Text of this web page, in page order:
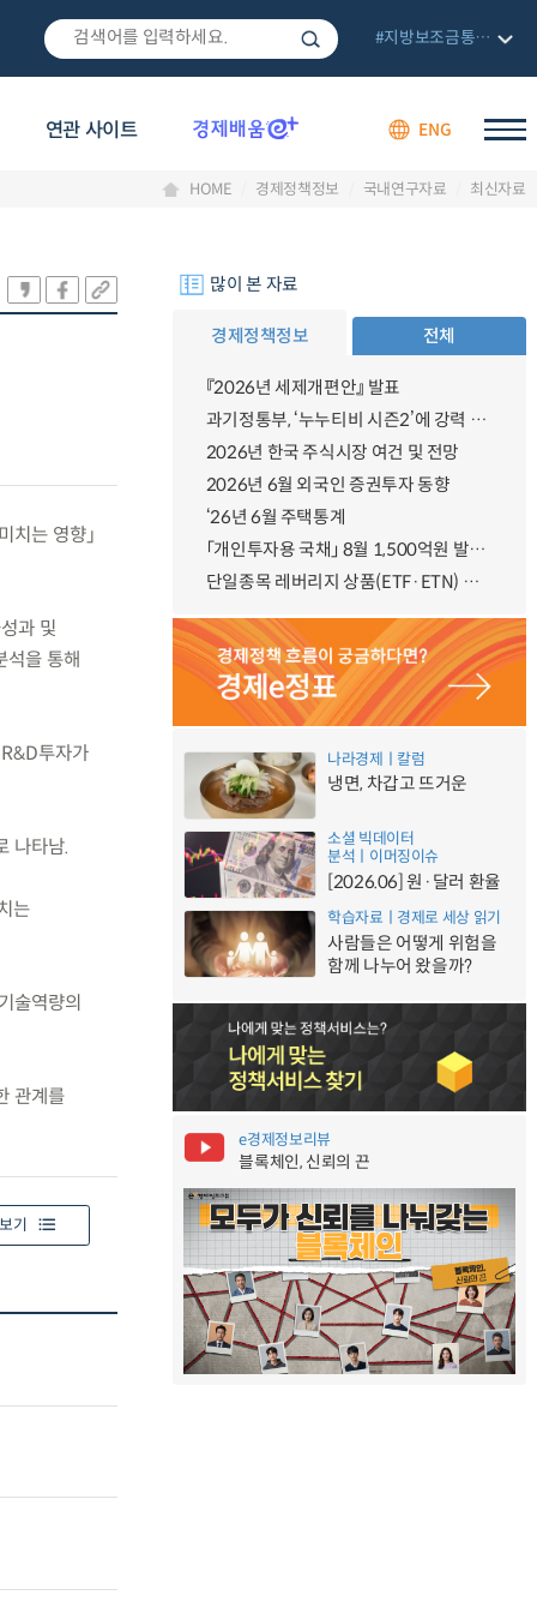
연관 사이트 ENG
#지방보조금통합관리망
HOME 경제정책정보 국내연구자료 최신자료
치는 영향」
과 및
석을 통해
투자가
나타남.
는
술역량의
관계를
기
많이 본 자료
경제정책정보 전체
『2026년 세제개편안』 발표
과기정통부, ‘누누티비 시즌2’에 강력 대응 의지 밝혀
2026년 한국 주식시장 여건 및 전망
2026년 6월 외국인 증권투자 동향
‘26년 6월 주택통계
「개인투자용 국채」 8월 1,500억원 발행 예정
단일종목 레버리지 상품(ETF·ETN) 기본예탁금 강화 조기시행 방안 안내
나라경제ㅣ칼럼
냉면, 차갑고 뜨거운
소셜 빅데이터
분석ㅣ이머징이슈
[2026.06] 원·달러 환율
학습자료ㅣ경제로 세상 읽기
사람들은 어떻게 위험을
함께 나누어 왔을까?
e경제정보리뷰
블록체인, 신뢰의 끈